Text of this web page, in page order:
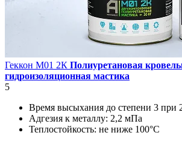
Геккон М01 2К Полиуретановая
гидроизоляционная мастика
5
Время высыхания до степени 3 при
Адгезия к металлу: 2,2 мПа
Теплостойкость: не ниже 100°С